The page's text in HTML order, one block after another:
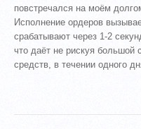
повстречался на моём
Исполнение ордеров
срабатывают через 1-2
что даёт не рискуя
средств, в течении одного